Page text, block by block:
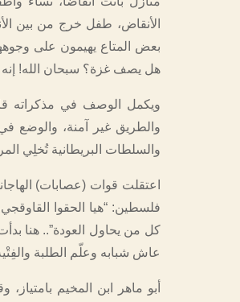
الأنقاض، طفل خرج من بين
بعض المتاع يهيمون على
هل يصف غزة؟ سبحان الله! إنه
ويكمل الوصف في مذكراته
والطريق غير آمنة، والوضع
والسلطات البريطانية تُخلِي
اعتقلت قوات (عصابات)
فلسطين: “هيا الحقوا
كل من يحاول العودة”.. هنا
عاش شبابه وعلّم الطلبة
أبو ماهر ابن المخيم